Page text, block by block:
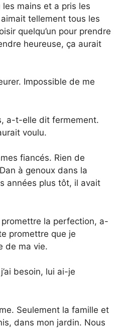
mains et a pris les
tellement tous les
quelqu’un pour prendre
heureuse, ça aurait
Impossible de me
a-t-elle dit fermement.
voulu.
fiancés. Rien de
à genoux dans la
années plus tôt, il avait
la perfection, a-
promettre que je
de ma vie.
besoin, lui ai-je
Seulement la famille et
dans mon jardin. Nous